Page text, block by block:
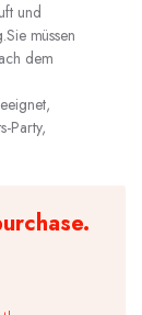
und
müssen
dem
Party,